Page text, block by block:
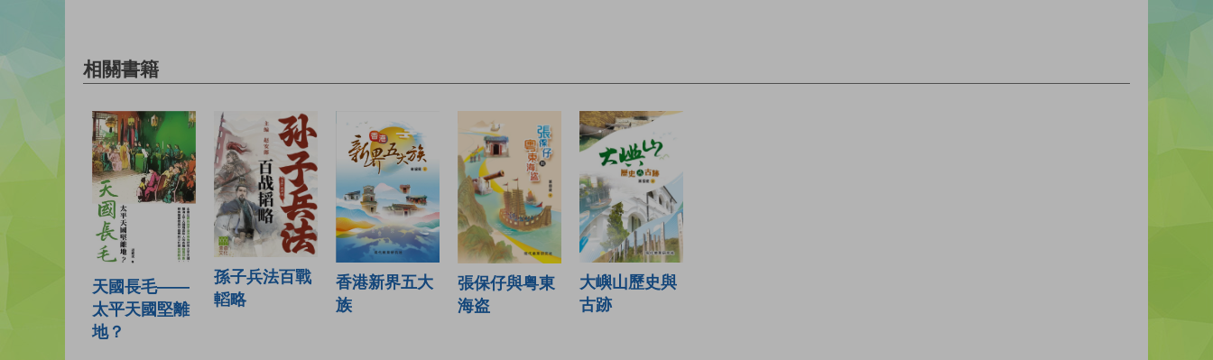
相關書籍
天國長毛——
太平天國堅離
地？
孫子兵法百戰
轁略
香港新界五大
族
張保仔與粤東
海盗
大嶼山歷史與
古跡